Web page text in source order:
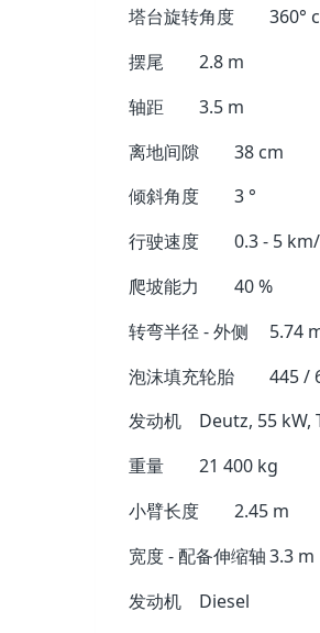
塔台旋转角度
360°
摆尾
2.8 m
轴距
3.5 m
离地间隙
38 cm
倾斜角度
3 °
行驶速度
0.3 - 5
爬坡能力
40 %
转弯半径 - 外侧
5.74
泡沫填充轮胎
445 /
发动机
Deutz, 55 kW,
重量
21 400 kg
小臂长度
2.45 m
宽度 - 配备伸缩轴3.3 m
发动机
Diesel